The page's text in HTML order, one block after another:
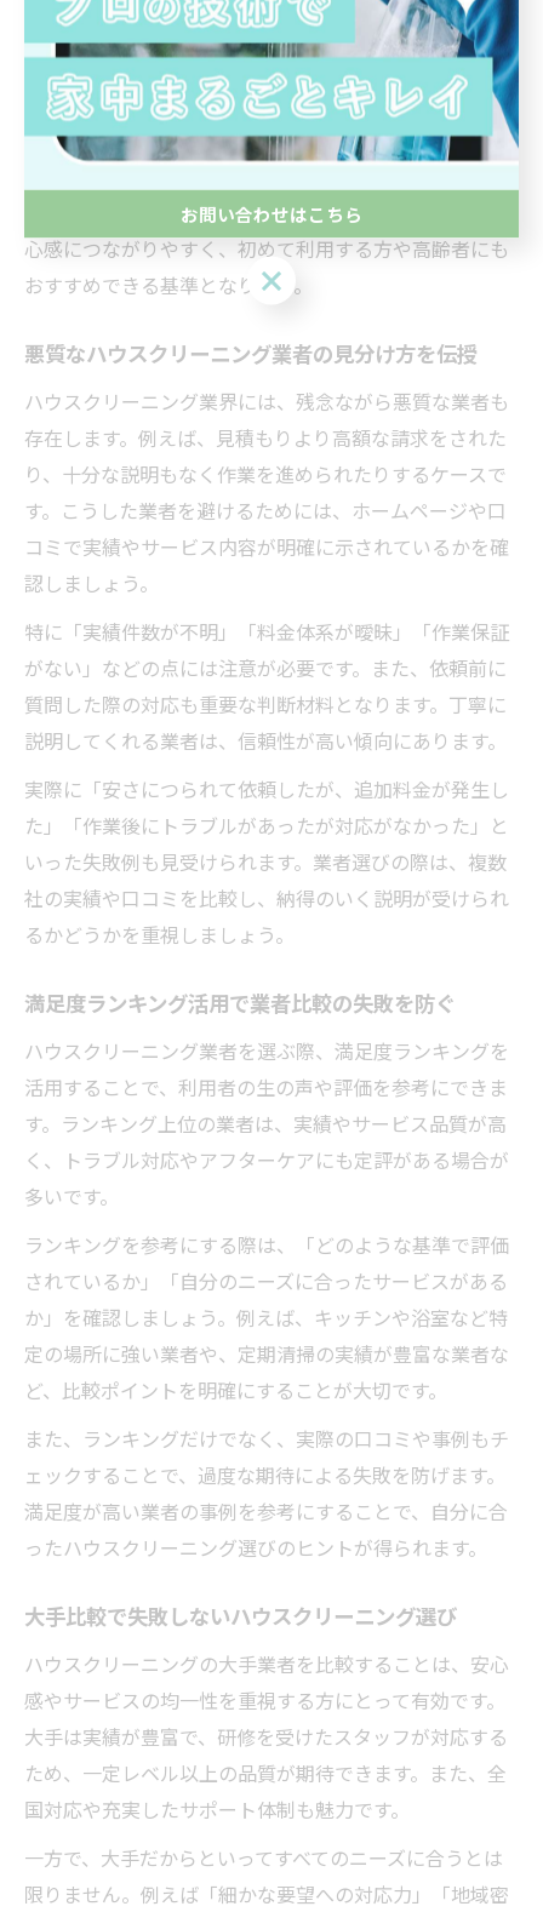
掃方法を提案できます。例えば「年間●●件以上の施工
実績」「口コミ評価4.5以上」など、具体的な数値や利用
者の声が示されている業者は、信頼性が高い傾向があり
ます。
るかどうかもポイントです。これらは実績が裏付ける安
心感につながりやすく、初めて利用する方や高齢者にも
おすすめできる基準となります。
悪質なハウスクリーニング業者の見分け方を伝授
ハウスクリーニング業界には、残念ながら悪質な業者も
存在します。例えば、見積もりより高額な請求をされた
り、十分な説明もなく作業を進められたりするケースで
す。こうした業者を避けるためには、ホームページや口
コミで実績やサービス内容が明確に示されているかを確
認しましょう。
特に「実績件数が不明」「料金体系が曖昧」「作業保証
がない」などの点には注意が必要です。また、依頼前に
質問した際の対応も重要な判断材料となります。丁寧に
説明してくれる業者は、信頼性が高い傾向にあります。
実際に「安さにつられて依頼したが、追加料金が発生し
た」「作業後にトラブルがあったが対応がなかった」と
いった失敗例も見受けられます。業者選びの際は、複数
社の実績や口コミを比較し、納得のいく説明が受けられ
るかどうかを重視しましょう。
満足度ランキング活用で業者比較の失敗を防ぐ
ハウスクリーニング業者を選ぶ際、満足度ランキングを
活用することで、利用者の生の声や評価を参考にできま
す。ランキング上位の業者は、実績やサービス品質が高
く、トラブル対応やアフターケアにも定評がある場合が
多いです。
ランキングを参考にする際は、「どのような基準で評価
されているか」「自分のニーズに合ったサービスがある
か」を確認しましょう。例えば、キッチンや浴室など特
定の場所に強い業者や、定期清掃の実績が豊富な業者な
ど、比較ポイントを明確にすることが大切です。
また、ランキングだけでなく、実際の口コミや事例もチ
ェックすることで、過度な期待による失敗を防げます。
満足度が高い業者の事例を参考にすることで、自分に合
ったハウスクリーニング選びのヒントが得られます。
大手比較で失敗しないハウスクリーニング選び
ハウスクリーニングの大手業者を比較することは、安心
感やサービスの均一性を重視する方にとって有効です。
大手は実績が豊富で、研修を受けたスタッフが対応する
ため、一定レベル以上の品質が期待できます。また、全
国対応や充実したサポート体制も魅力です。
一方で、大手だからといってすべてのニーズに合うとは
限りません。例えば「細かな要望への対応力」「地域密
お問い合わせはこちら
お問い合わせはこちら